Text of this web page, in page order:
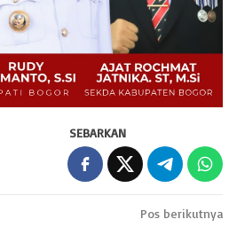
SEBARKAN
Pos berikutnya